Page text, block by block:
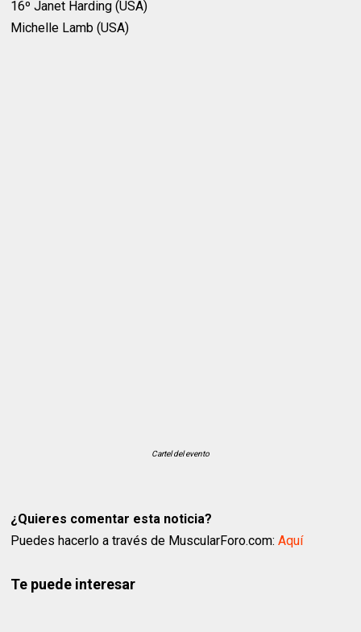
16º Janet Harding (USA)
Michelle Lamb (USA)
Cartel del evento
¿Quieres comentar esta noticia?
Puedes hacerlo a través de MuscularForo.com:Aquí
Te puede interesar